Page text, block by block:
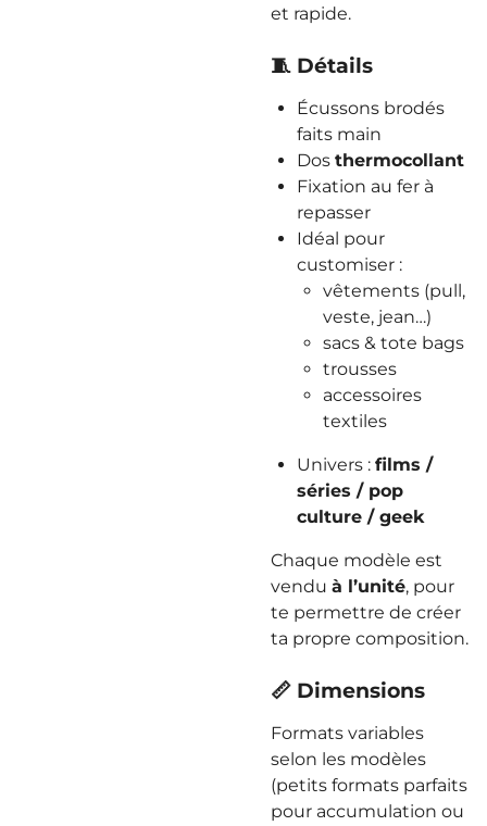
et rapide.
🧵 Détails
Écussons brodés
faits main
Dos thermocollant
Fixation au fer à
repasser
Idéal pour
customiser :
vêtements (pull,
veste, jean…)
sacs & tote bags
trousses
accessoires
textiles
Univers : films /
séries / pop
culture / geek
Chaque modèle est
vendu à l’unité, pour
te permettre de créer
ta propre composition.
📏 Dimensions
Formats variables
selon les modèles
(petits formats parfaits
pour accumulation ou